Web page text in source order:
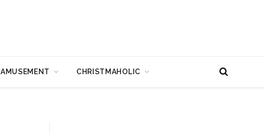
AMUSEMENT CHRISTMAHOLIC